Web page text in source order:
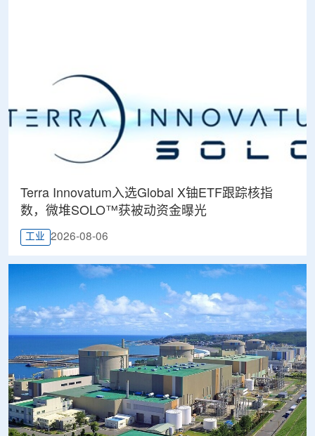
Terra Innovatum入选Global X铀ETF跟踪核指
数，微堆SOLO™获被动资金曝光
工业 2026-08-06